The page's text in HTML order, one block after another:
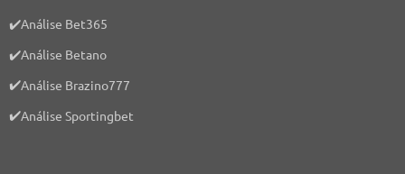
✔️Análise Bet365
✔️Análise Betano
✔️Análise Brazino777
✔️Análise Sportingbet